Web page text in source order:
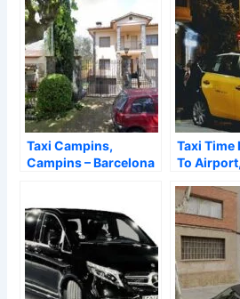
Palautordera –
Barcelona
Taxi Campins,
Campins – Barcelona
Taxi Time
To